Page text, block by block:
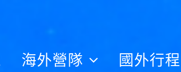
海外營隊 國外行程